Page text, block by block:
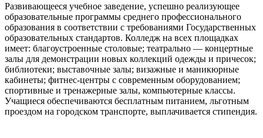
Развивающееся учебное заведение, успешно реализующее
образовательные программы среднего профессионального
образования в соответствии с требованиями Государственных
образовательных стандартов. Колледж на всех площадках
имеет: благоустроенные столовые; театрально — концертные
залы для демонстрации новых коллекций одежды и причесок;
библиотеки; выставочные залы; визажные и маникюрные
кабинеты; фитнес-центры с современным оборудованием;
спортивные и тренажерные залы, компьютерные классы.
Учащиеся обеспечиваются бесплатным питанием, льготным
проездом на городском транспорте, выплачивается стипендия.